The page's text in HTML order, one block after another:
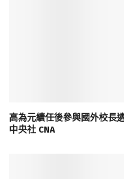
高為元續任後參與國外校長
中央社 CNA